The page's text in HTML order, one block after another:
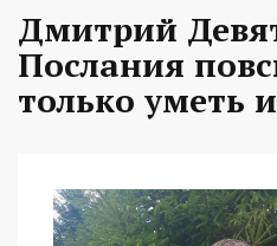
Дмитрий
Послания
только уметь